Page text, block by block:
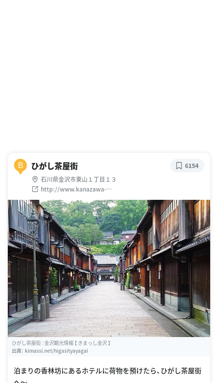
B ひがし茶屋街
石川県金沢市東山１丁目１３
http://www.kanazawa-
kankoukyoukai.or.jp/spot_search/spot.php?sp_no=85
6154
ひがし茶屋街 ：金沢観光情報 【 きまっし金沢 】
出典： kimassi.net/higasityayagai
泊まりの香林坊にあるホテルに荷物を預けたら、ひがし茶屋街